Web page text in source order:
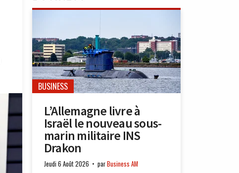
BUSINESS
L’Allemagne livre à
Israël le nouveau sous-
marin militaire INS
Drakon
Jeudi 6 Août 2026 parBusiness AM